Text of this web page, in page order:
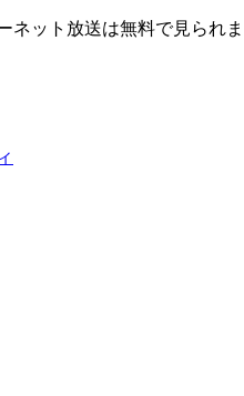
ネット放送は無料で見られま